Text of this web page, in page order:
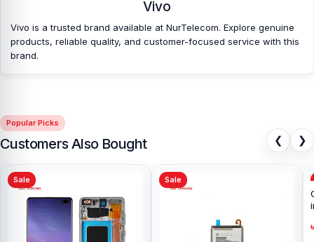
Vivo
Vivo is a trusted brand available at NurTelecom. Explore genuine
products, reliable quality, and customer-focused service with this
brand.
Popular Picks
Customers Also Bought ❮ ❯
Sale Sale